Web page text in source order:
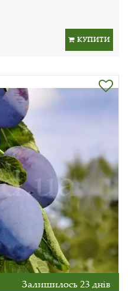
КУПИТИ
Залишилось 23 днів